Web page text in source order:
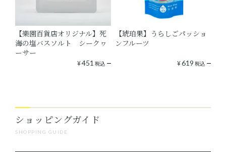
【樂園百貨店オリジナル】死
海の塩バスソルト シークヮ
ーサー
¥451 税込
【琥珀果】うらしごパッショ
ンフルーツ
¥619 税込
SHOPPING GUIDE
ショッピングガイド